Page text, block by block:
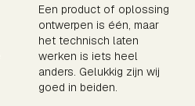
Een product of oplossing
ontwerpen is één, maar
het technisch laten
werken is iets heel
anders. Gelukkig zijn wij
goed in beiden.